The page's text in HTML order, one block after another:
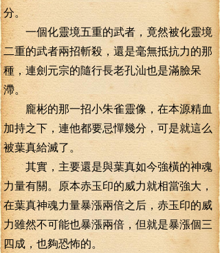
分。
一個化靈境五重的武者，竟然被化靈境
二重的武者兩招斬殺，還是毫無抵抗力的那
種，連劍元宗的隨行長老孔汕也是滿臉呆
滯。
龐彬的那一招小朱雀靈像，在本源精血
加持之下，連他都要忌憚幾分，可是就這么
被葉真給滅了。
其實，主要還是與葉真如今強橫的神魂
力量有關。原本赤玉印的威力就相當強大，
在葉真神魂力量暴漲兩倍之后，赤玉印的威
力雖然不可能也暴漲兩倍，但就是暴漲個三
四成，也夠恐怖的。